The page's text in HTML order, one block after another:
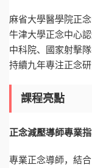
麻省大學醫學院正
牛津大學正念中心
中科院、國家射擊
持續九年專注正念
課程亮點
正念減壓導師專業
專業正念導師，結